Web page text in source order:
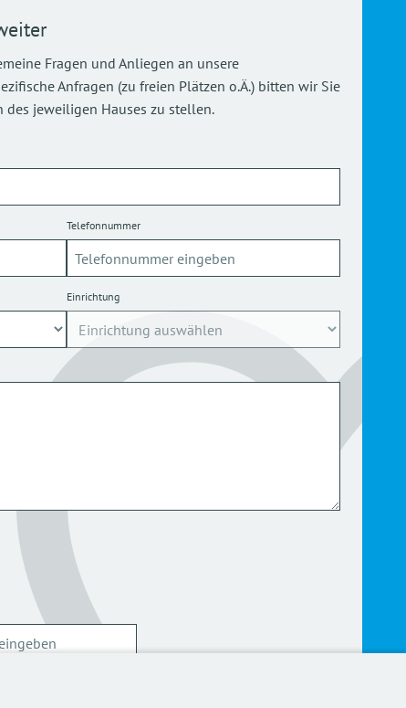
Fragen und Anliegen an unsere
Anfragen (zu freien Plätzen o.Ä.) bitten wir Sie
des jeweiligen Hauses zu stellen.
Telefonnummer
Einrichtung